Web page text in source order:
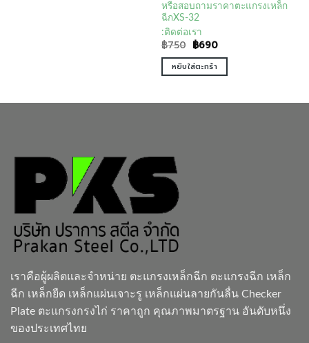
หรือสอบถามราคาตะแกรงเหล็ก
ฉีกXS-32
:ติดต่อเรา
฿750 Original
price
was:
฿750.
฿690Current
price
is:
฿690.
หยิบใส่ตะกร้า
เราคือผู้ผลิตและจำหน่าย ตะแกรงเหล็กฉีก ตะแกรงฉีก เหล็ก
ฉีก เหล็กยืด เหล็กแผ่นเจาะรู เหล็กแผ่นลายกันลื่น Checker
Plate ตะแกรงกรงไก่ ราคาถูก คุณภาพมาตรฐาน อันดับหนึ่ง
ของประเทศไทย